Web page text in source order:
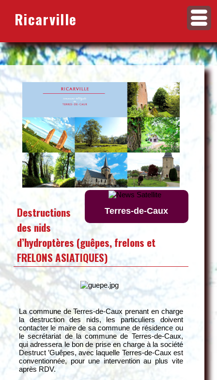
Ricarville
Terres-de-Caux
Destructions
des nids
d’hydroptères (guêpes, frelons et
FRELONS ASIATIQUES)
La commune de Terres-de-Caux prenant en charge
la destruction des nids, les particuliers doivent
contacter le maire de sa commune de résidence ou
le secrétariat de la commune de Terres-de-Caux,
qui adressera le bon de prise en charge à la société
Destruct ’Guêpes, avec laquelle Terres-de-Caux est
conventionnée, pour une intervention au plus vite
après RDV.